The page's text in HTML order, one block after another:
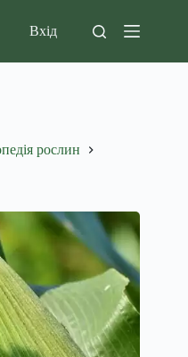
Вхід
рослин